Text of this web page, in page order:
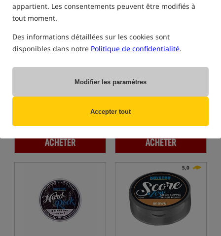
appartient. Les consentements peuvent être modifiés à
tout moment.
Des informations détaillées sur les cookies sont
disponibles dans notre Politique de confidentialité.
Modifier les paramètres
Accepter tout
Kryston KLIN-IK Medi Skin
Antiseptique pour les blessures
11,79EUR
ACHETER
Kryston Super MANTIS
Tresse avec gaine protectrice
14,97EUR
Prix de la catégorie:
-11%
Prix minimum à partir de 30
-2%
ACHETER
5,0